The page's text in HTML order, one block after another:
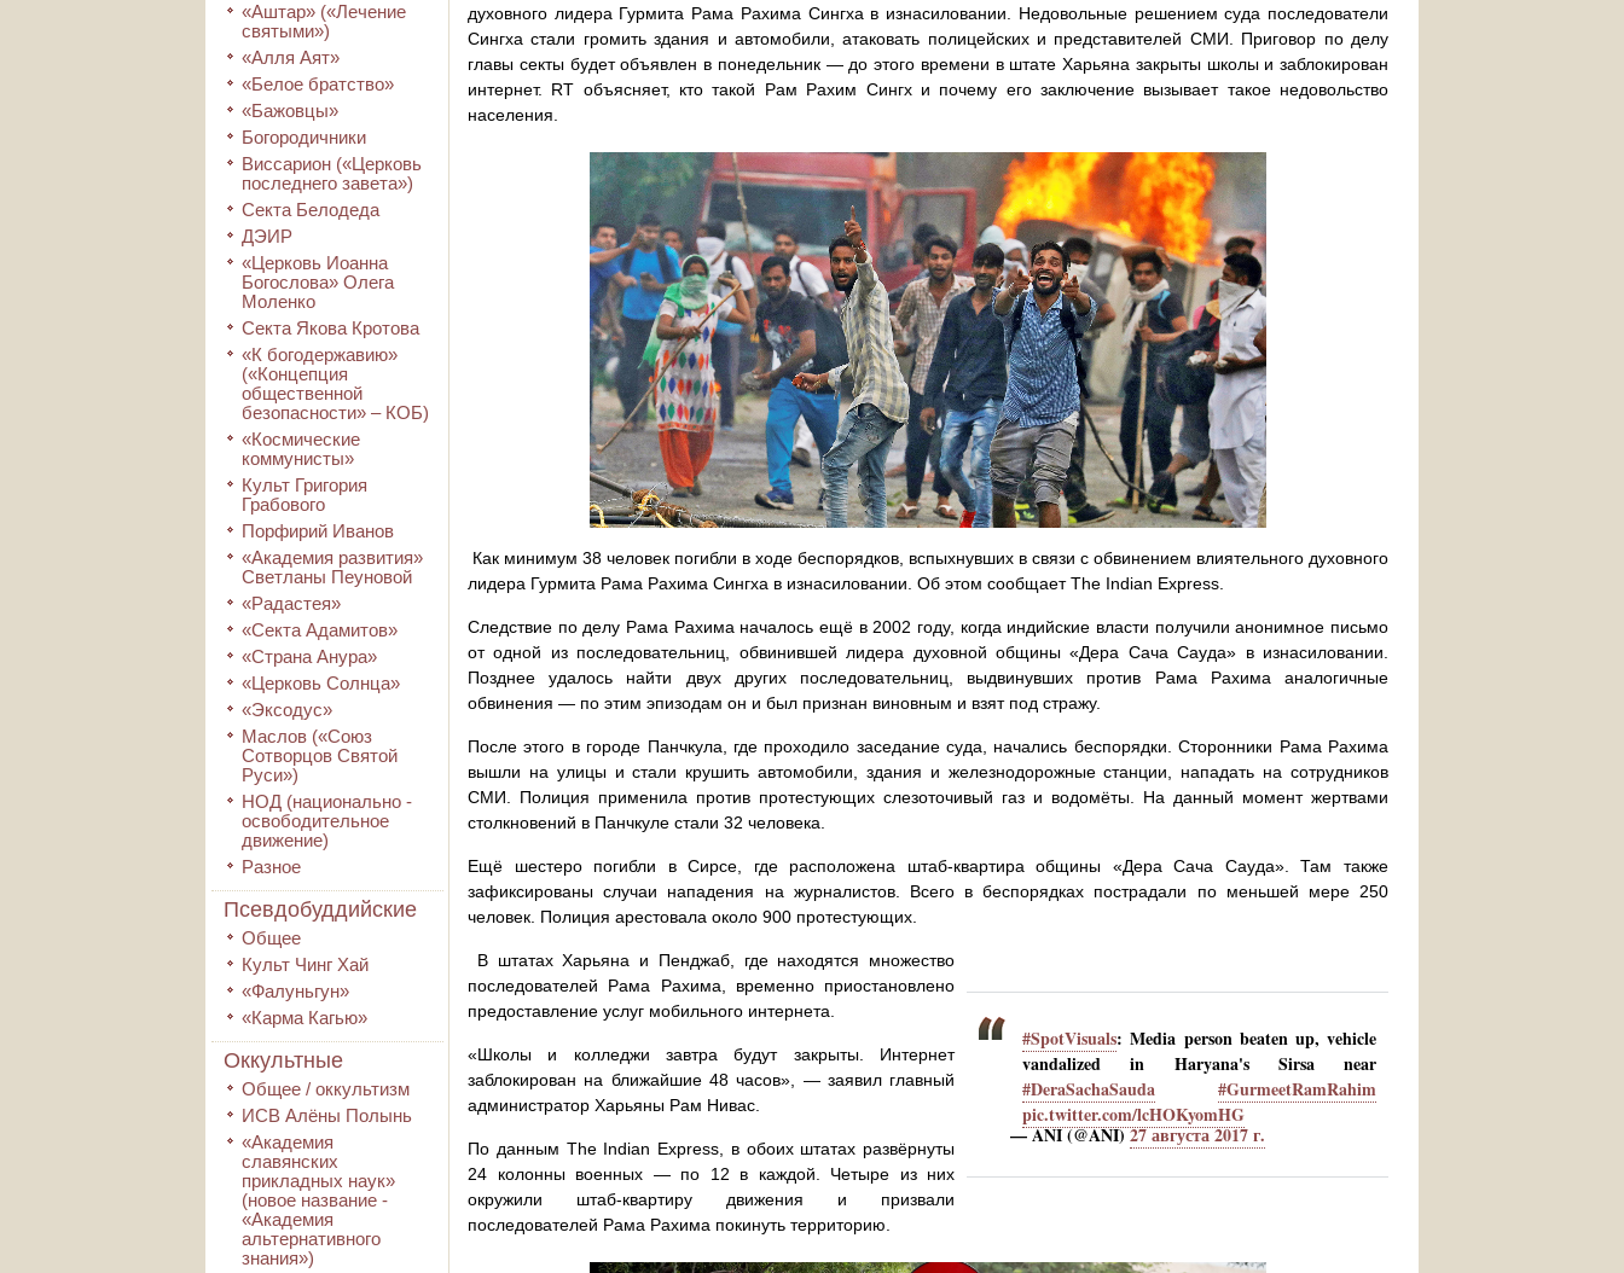
«Аштар» («Лечение
святыми»)
«Алля Аят»
«Белое братство»
«Бажовцы»
Богородичники
Виссарион («Церковь
последнего завета»)
Секта Белодеда
ДЭИР
«Церковь Иоанна
Богослова» Олега
Моленко
Секта Якова Кротова
«К богодержавию»
(«Концепция
общественной
безопасности» – КОБ)
«Космические
коммунисты»
Культ Григория
Грабового
Порфирий Иванов
«Академия развития»
Светланы Пеуновой
«Радастея»
«Секта Адамитов»
«Страна Анура»
«Церковь Солнца»
«Эксодус»
Маслов («Союз
Сотворцов Святой
Руси»)
НОД (национально -
освободительное
движение)
Разное
Псевдобуддийские
Общее
Культ Чинг Хай
«Фалуньгун»
«Карма Кагью»
Оккультные
Общее / оккультизм
ИСВ Алёны Полынь
«Академия
славянских
прикладных наук»
(новое название -
«Академия
альтернативного
знания»)
духовного лидера Гурмита Рама Рахима Сингха в изнасиловании. Недовольные решением суда последователи
Сингха стали громить здания и автомобили, атаковать полицейских и представителей СМИ. Приговор по делу
главы секты будет объявлен в понедельник — до этого времени в штате Харьяна закрыты школы и заблокирован
интернет. RT объясняет, кто такой Рам Рахим Сингх и почему его заключение вызывает такое недовольство
населения.
Как минимум 38 человек погибли в ходе беспорядков, вспыхнувших в связи с обвинением влиятельного духовного
лидера Гурмита Рама Рахима Сингха в изнасиловании. Об этом сообщает The Indian Express.
Следствие по делу Рама Рахима началось ещё в 2002 году, когда индийские власти получили анонимное письмо
от одной из последовательниц, обвинившей лидера духовной общины «Дера Сача Сауда» в изнасиловании.
Позднее удалось найти двух других последовательниц, выдвинувших против Рама Рахима аналогичные
обвинения — по этим эпизодам он и был признан виновным и взят под стражу.
После этого в городе Панчкула, где проходило заседание суда, начались беспорядки. Сторонники Рама Рахима
вышли на улицы и стали крушить автомобили, здания и железнодорожные станции, нападать на сотрудников
СМИ. Полиция применила против протестующих слезоточивый газ и водомёты. На данный момент жертвами
столкновений в Панчкуле стали 32 человека.
Ещё шестеро погибли в Сирсе, где расположена штаб-квартира общины «Дера Сача Сауда». Там также
зафиксированы случаи нападения на журналистов. Всего в беспорядках пострадали по меньшей мере 250
человек. Полиция арестовала около 900 протестующих.
#SpotVisuals: Media person beaten up, vehicle
vandalized in Haryana's Sirsa near
#DeraSachaSauda
#GurmeetRamRahim
pic.twitter.com/lcHOKyomHG
— ANI (@ANI)27 августа 2017 г.
В штатах Харьяна и Пенджаб, где находятся множество
последователей Рама Рахима, временно приостановлено
предоставление услуг мобильного интернета.
«Школы и колледжи завтра будут закрыты. Интернет
заблокирован на ближайшие 48 часов», — заявил главный
администратор Харьяны Рам Нивас.
По данным The Indian Express, в обоих штатах развёрнуты
24 колонны военных — по 12 в каждой. Четыре из них
окружили штаб-квартиру движения и призвали
последователей Рама Рахима покинуть территорию.